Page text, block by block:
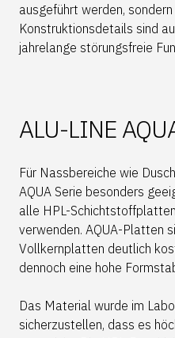
ausgeführt werden,
Konstruktionsdetails sind
jahrelange störungsfreie
ALU-LINE
​Für Nassbereiche wie
AQUA Serie besonders
alle HPL-
verwenden. AQUA-Platten
Vollkernplatten deutlich
dennoch eine hohe
​Das Material wurde im
sicherzustellen, dass es